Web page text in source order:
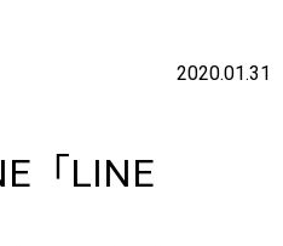
2020.01.31
「LINE